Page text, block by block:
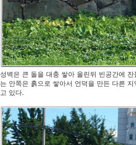
성벽은 큰 돌을 대충 쌓아 올린뒤 빈공간에
는 안쪽은 흙으로 쌓아서 언덕을 만든 다른
고 있다.